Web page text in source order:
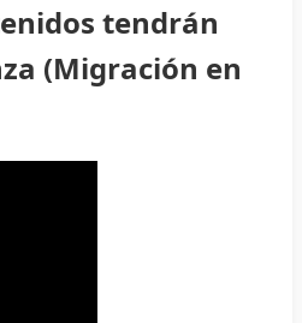
tendrán
(Migración en